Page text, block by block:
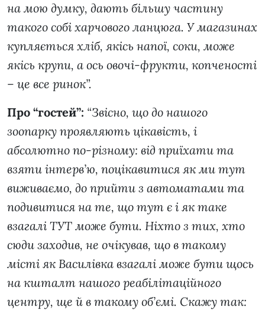
на мою думку, дають більшу частину
такого собі харчового ланцюга. У магазинах
купляється хліб, якісь напої, соки, може
якісь крупи, а ось овочі-фрукти, копченості
– це все ринок”.
Про “гостей”: “Звісно, що до нашого
зоопарку проявляють цікавість, і
абсолютно по-різному: від приїхати та
взяти інтерв’ю, поцікавитися як ми тут
виживаємо, до прийти з автоматами та
подивитися на те, що тут є і як таке
взагалі ТУТ може бути. Ніхто з тих, хто
сюди заходив, не очікував, що в такому
місті як Василівка взагалі може бути щось
на кшталт нашого реабілітаційного
центру, ще й в такому об’ємі. Скажу так: